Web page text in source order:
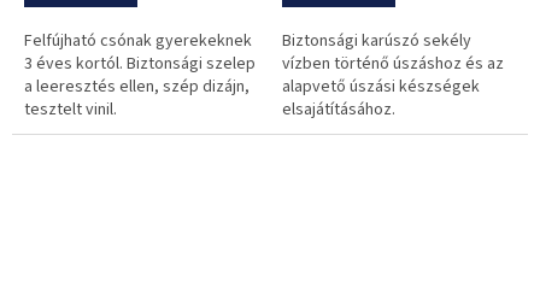
Felfújható csónak gyerekeknek
3 éves kortól. Biztonsági szelep
a leeresztés ellen, szép dizájn,
tesztelt vinil.
Biztonsági karúszó sekély
vízben történő úszáshoz és az
alapvető úszási készségek
elsajátításához.